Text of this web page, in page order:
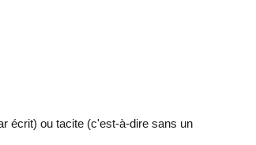
écrit) ou tacite (c'est-à-dire sans un